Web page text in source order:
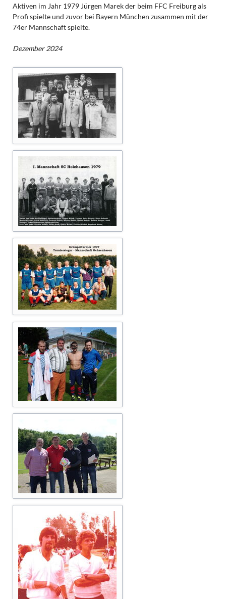
Aktiven im Jahr 1979 Jürgen Marek der beim FFC Freiburg als
Profi spielte und zuvor bei Bayern München zusammen mit der
74er Mannschaft spielte.
Dezember 2024